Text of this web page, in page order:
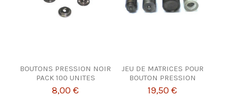
BOUTONS PRESSION NOIR
PACK 100 UNITES
8,00 €
JEU DE MATRICES POUR
BOUTON PRESSION
19,50 €